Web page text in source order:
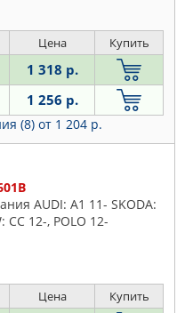
Цена Купить
1 318 р.
1 256 р.
(8) от 1 204 р.
AUDI: A1 11- SKODA:
CC 12-, POLO 12-
Цена Купить